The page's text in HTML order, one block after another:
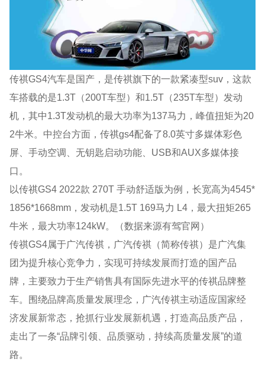
传祺GS4汽车是国产，是传祺旗下的一款紧凑型suv，这款
车搭载的是1.3T（200T车型）和1.5T（235T车型）发动
机，其中1.3T发动机的最大功率为137马力，峰值扭矩为20
2牛米。中控台方面，传祺gs4配备了8.0英寸多媒体彩色
屏、手动空调、无钥匙启动功能、USB和AUX多媒体接
口。
以传祺GS4 2022款 270T 手动舒适版为例，长宽高为4545*
1856*1668mm，发动机是1.5T 169马力 L4，最大扭矩265
牛米，最大功率124kW。（数据来源有驾官网）
传祺GS4属于广汽传祺，广汽传祺（简称传祺）是广汽集
团为提升核心竞争力，实现可持续发展而打造的国产品
牌，主要致力于生产销售具有国际先进水平的传祺品牌整
车。围绕品牌高质量发展理念，广汽传祺主动适应国家经
济发展新常态，抢抓行业发展新机遇，打造高品质产品，
走出了一条“品牌引领、品质驱动，持续高质量发展”的道
路。